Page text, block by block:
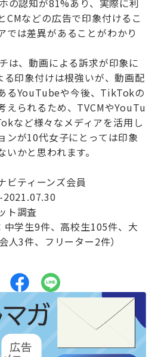
の認知が81%あり、実際に利
CMなどの広告で印象付けるこ
では差異があることがわかり
は、動画による訴求が印象に
印象付けは根強いが、動画配
るYouTubeや今後、TikTokの
えられるため、TVCMやYouTu
など様々なメディアを活用し
ンが10代女子にとっては印象
かと思われます。
ビティーンズ会員
ト調査
学生9件、高校生105件、大
人3件、フリーター2件）